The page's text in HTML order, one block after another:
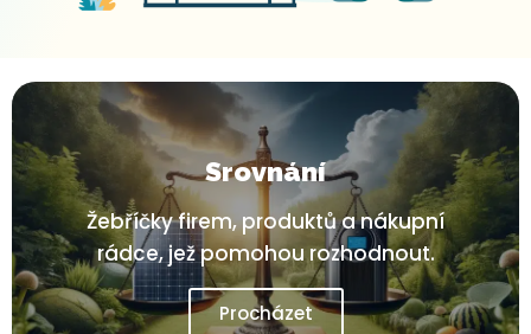
Srovnání
Žebříčky firem, produktů a nákupní
rádce, jež pomohou rozhodnout.
Procházet